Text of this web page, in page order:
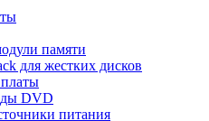
памяти
для жестких дисков
DVD
питания